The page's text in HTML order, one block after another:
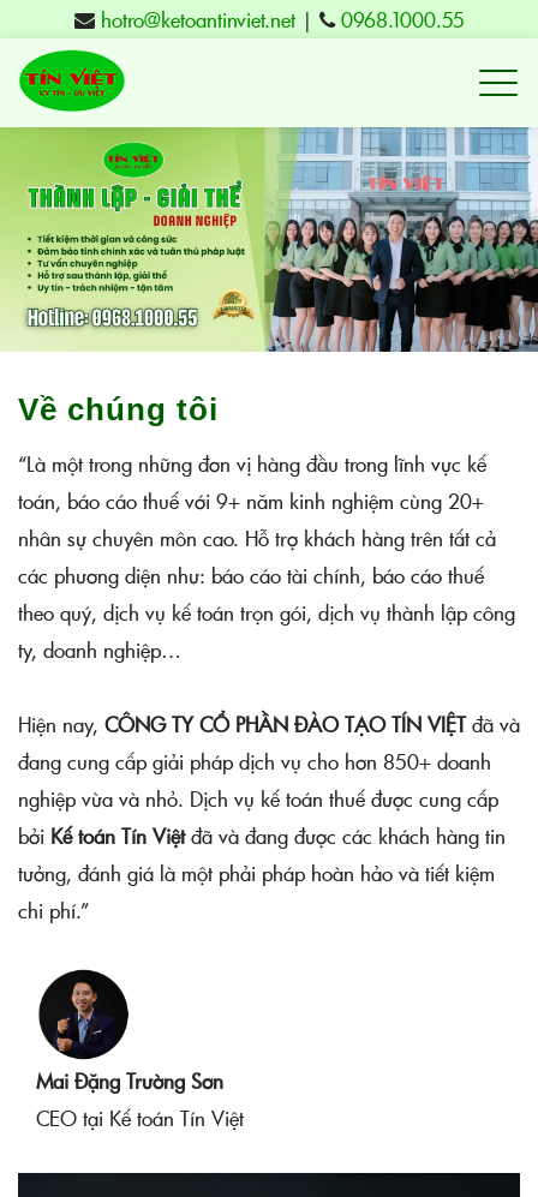
hotro@ketoantinviet.net| 0968.1000.55
Kế
toán
Tuy
Hòa,
Phú
Yên
-
Đào
Về chúng tôi
“Là một trong những đơn vị hàng đầu trong lĩnh vực kế
toán, báo cáo thuế với 9+ năm kinh nghiệm cùng 20+
nhân sự chuyên môn cao. Hỗ trợ khách hàng trên tất cả
các phương diện như: báo cáo tài chính, báo cáo thuế
theo quý, dịch vụ kế toán trọn gói, dịch vụ thành lập công
ty, doanh nghiệp…
Hiện nay, CÔNG TY CỔ PHẦN ĐÀO TẠO TÍN VIỆTđã và
đang cung cấp giải pháp dịch vụ cho hơn 850+ doanh
nghiệp vừa và nhỏ. Dịch vụ kế toán thuế được cung cấp
bởi Kế toán Tín Việtđã và đang được các khách hàng tin
tưởng, đánh giá là một phải pháp hoàn hảo và tiết kiệm
chi phí.”
Mai Đặng Trường Sơn
CEO tại Kế toán Tín Việt